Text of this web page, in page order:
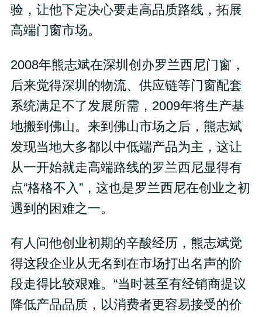
验，让他下定决心要走高品质路线，拓展
高端门窗市场。
2008年熊志斌在深圳创办罗兰西尼门窗，
后来觉得深圳的物流、供应链等门窗配套
系统满足不了发展所需，2009年将生产基
地搬到佛山。来到佛山市场之后，熊志斌
发现当地大多都以中低端产品为主，这让
从一开始就走高端路线的罗兰西尼显得有
点“格格不入”，这也是罗兰西尼在创业之初
遇到的困难之一。
有人问他创业初期的辛酸经历，熊志斌觉
得这段企业从无名到在市场打出名声的阶
段走得比较艰难。“当时甚至有经销商提议
降低产品品质，以消费者更容易接受的价